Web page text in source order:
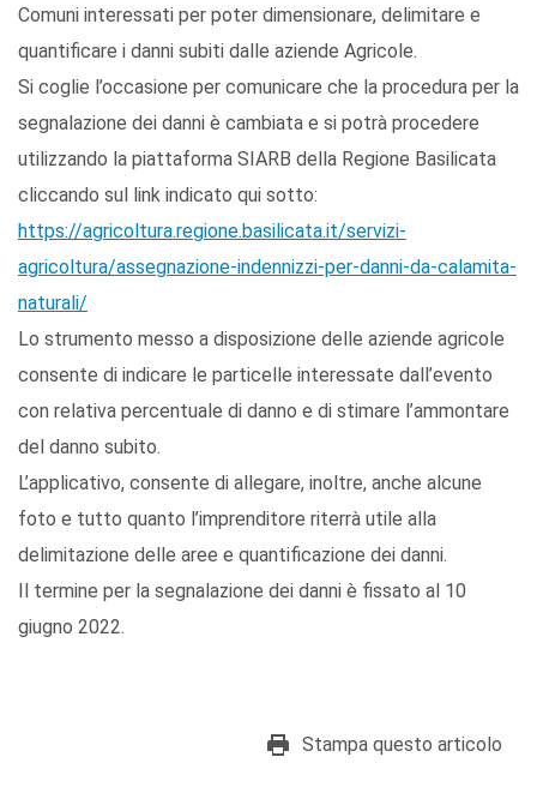
Comuni interessati per poter dimensionare, delimitare e
quantificare i danni subiti dalle aziende Agricole.
Si coglie l’occasione per comunicare che la procedura per la
segnalazione dei danni è cambiata e si potrà procedere
utilizzando la piattaforma SIARB della Regione Basilicata
cliccando sul link indicato qui sotto:
https://agricoltura.regione.basilicata.it/servizi-
agricoltura/assegnazione-indennizzi-per-danni-da-calamita-
naturali/
Lo strumento messo a disposizione delle aziende agricole
consente di indicare le particelle interessate dall’evento
con relativa percentuale di danno e di stimare l’ammontare
del danno subito.
L’applicativo, consente di allegare, inoltre, anche alcune
foto e tutto quanto l’imprenditore riterrà utile alla
delimitazione delle aree e quantificazione dei danni.
Il termine per la segnalazione dei danni è fissato al 10
giugno 2022.
Stampa questo articolo